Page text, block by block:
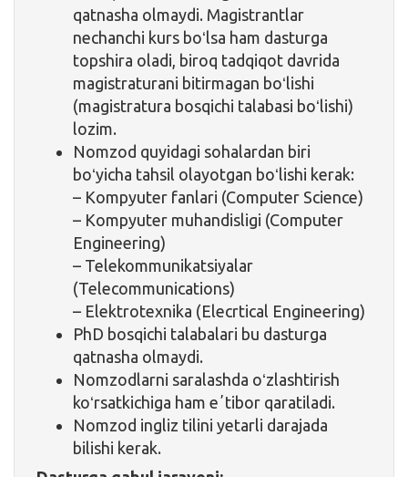
qatnasha olmaydi. Magistrantlar
nechanchi kurs boʻlsa ham dasturga
topshira oladi, biroq tadqiqot davrida
magistraturani bitirmagan boʻlishi
(magistratura bosqichi talabasi boʻlishi)
lozim.
Nomzod quyidagi sohalardan biri
boʻyicha tahsil olayotgan boʻlishi kerak:
– Kompyuter fanlari (Computer Science)
– Kompyuter muhandisligi (Computer
Engineering)
– Telekommunikatsiyalar
(Telecommunications)
– Elektrotexnika (Elecrtical Engineering)
PhD bosqichi talabalari bu dasturga
qatnasha olmaydi.
Nomzodlarni saralashda oʻzlashtirish
koʻrsatkichiga ham eʼtibor qaratiladi.
Nomzod ingliz tilini yetarli darajada
bilishi kerak.